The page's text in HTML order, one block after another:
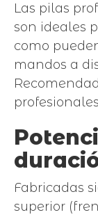
Las pilas
son ideales
como
mandos a
Fabricadas
superior